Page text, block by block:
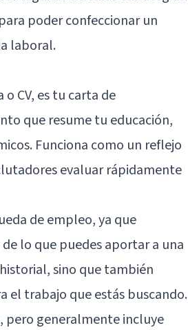
poder confeccionar un
laboral.
CV, es tu carta de
que resume tu educación,
Funciona como un reflejo
evaluar rápidamente
de empleo, ya que
lo que puedes aportar a una
sino que también
el trabajo que estás buscando.
pero generalmente incluye